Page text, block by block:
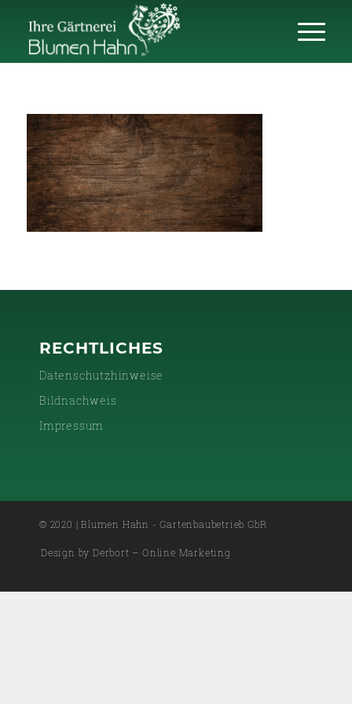
RECHTLICHES
Datenschutzhinweise
Bildnachweis
Impressum
© 2020 | Blumen Hahn - Gartenbaubetrieb GbR
Design by Derbort – Online Marketing